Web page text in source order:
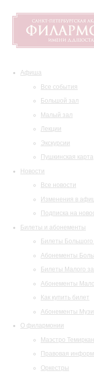
Афиша
Все события
Большой зал
Малый зал
Лекции
Экскурсии
Пушкинская карта
Новости
Все новости
Изменения в
Подписка на
Билеты и абонементы
Билеты Большого
Абонементы
Билеты Малого
Абонементы
Как купить билет
Абонементы
О филармонии
Маэстро
Правовая
Оркестры